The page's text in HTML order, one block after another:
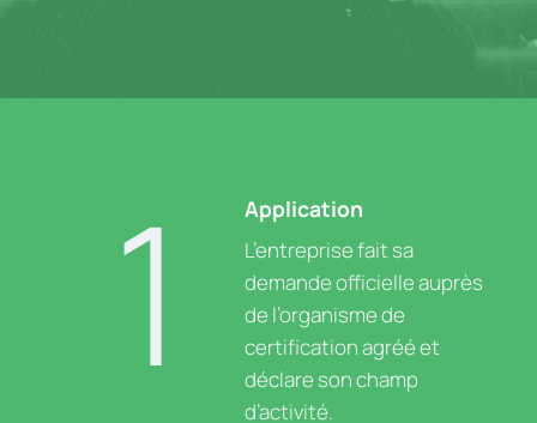
1 Application
L’entreprise fait sa
demande officielle auprès
de l’organisme de
certification agréé et
déclare son champ
d’activité.